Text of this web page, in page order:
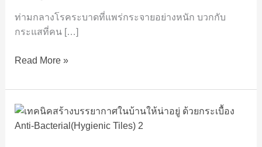
ท่ามกลางโรคระบาดที่แพร่กระจายอย่างหนัก บวกกับ
กระแสที่คน […]
ตอบ
โจทย์
ทุก
ตกแต่ง
Read More »
เทคนิค
สร้าง